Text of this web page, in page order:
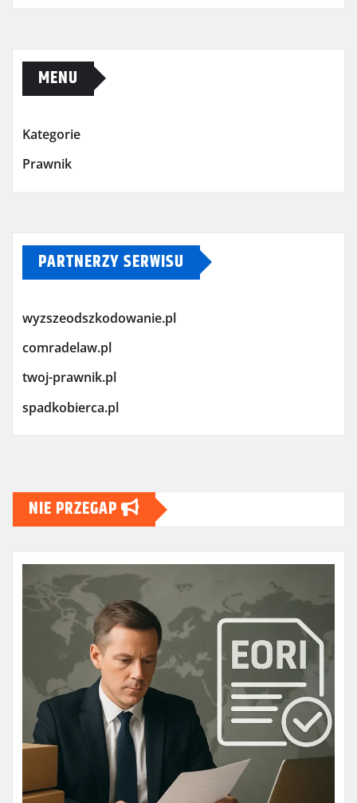
MENU
Kategorie
Prawnik
PARTNERZY SERWISU
wyzszeodszkodowanie.pl
comradelaw.pl
twoj-prawnik.pl
spadkobierca.pl
NIE PRZEGAP